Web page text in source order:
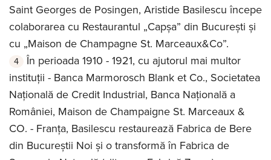
Saint Georges de Posingen, Aristide Basilescu începe
colaborarea cu Restaurantul „Capșa” din București și
cu „Maison de Champagne St. Marceaux&Co”.
În perioada 1910 - 1921, cu ajutorul mai multor
instituții - Banca Marmorosch Blank et Co., Societatea
Națională de Credit Industrial, Banca Națională a
României, Maison de Champaigne St. Marceaux &
CO. - Franța, Basilescu restaurează Fabrica de Bere
din Bucureștii Noi și o transformă în Fabrica de